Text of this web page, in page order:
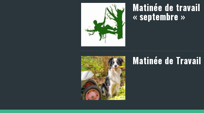
Matinée de travail
« septembre »
Matinée de Travail